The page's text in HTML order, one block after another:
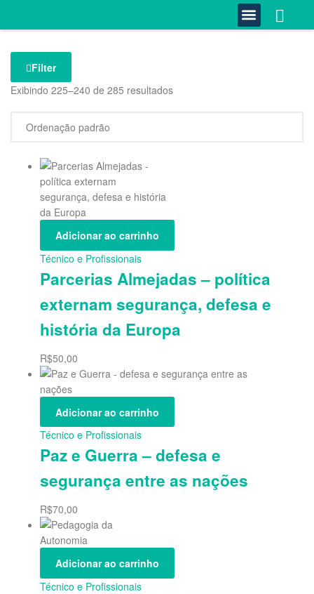
Filter
Exibindo 225–240 de 285 resultados
Adicionar ao carrinho
Técnico e Profissionais
Parcerias Almejadas – política
externam segurança, defesa e
história da Europa
R$50,00
Adicionar ao carrinho
Técnico e Profissionais
Paz e Guerra – defesa e
segurança entre as nações
R$70,00
Adicionar ao carrinho
Técnico e Profissionais